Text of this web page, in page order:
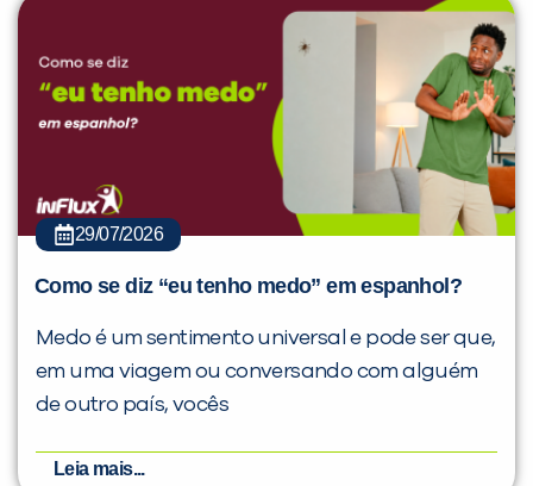
29/07/2026
Como se diz “eu tenho medo” em espanhol?
Medo é um sentimento universal e pode ser que,
em uma viagem ou conversando com alguém
de outro país, vocês
Leia mais...